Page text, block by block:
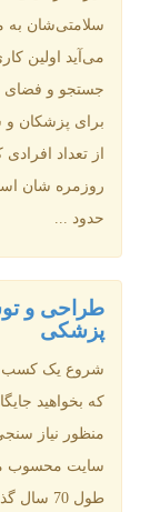
سلامتی‌شان به
می‌آید اولین
جستجو و فضای
برای پزشکان و
از تعداد
روزمره شان
حدود ...
طراحی و
پزشکی
شروع یک کسب و
که بخواهید
منظور نیاز
سایت محسوب
طول 70